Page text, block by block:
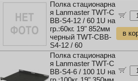
Полка стационарна
я Lanmaster TWT-C
BB-S4-12 / 60 1U на
гр.:60кг. 19" 852мм
черный TWT-CBB-
S4-12 / 60
в
Полка стационарна
я Lanmaster TWT-C
BB-S4-6 / 100 1U на